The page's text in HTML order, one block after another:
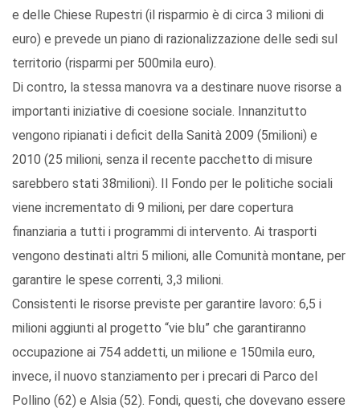
e delle Chiese Rupestri (il risparmio è di circa 3 milioni di
euro) e prevede un piano di razionalizzazione delle sedi sul
territorio (risparmi per 500mila euro).
Di contro, la stessa manovra va a destinare nuove risorse a
importanti iniziative di coesione sociale. Innanzitutto
vengono ripianati i deficit della Sanità 2009 (5milioni) e
2010 (25 milioni, senza il recente pacchetto di misure
sarebbero stati 38milioni). Il Fondo per le politiche sociali
viene incrementato di 9 milioni, per dare copertura
finanziaria a tutti i programmi di intervento. Ai trasporti
vengono destinati altri 5 milioni, alle Comunità montane, per
garantire le spese correnti, 3,3 milioni.
Consistenti le risorse previste per garantire lavoro: 6,5 i
milioni aggiunti al progetto “vie blu” che garantiranno
occupazione ai 754 addetti, un milione e 150mila euro,
invece, il nuovo stanziamento per i precari di Parco del
Pollino (62) e Alsia (52). Fondi, questi, che dovevano essere